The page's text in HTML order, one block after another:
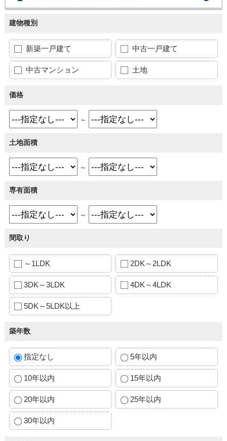
建物種別
新築一戸建て 中古一戸建て
中古マンション 土地
価格
～
土地面積
～
専有面積
～
間取り
～1LDK 2DK～2LDK
3DK～3LDK 4DK～4LDK
5DK～5LDK以上
築年数
指定なし 5年以内
10年以内 15年以内
20年以内 25年以内
30年以内